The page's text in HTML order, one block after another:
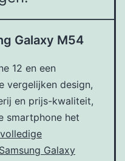
Galaxy M54
12 en een
vergelijken design,
en prijs-kwaliteit,
smartphone het
Galaxy